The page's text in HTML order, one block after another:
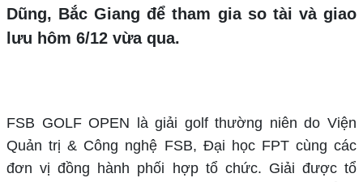
Dũng, Bắc Giang để tham gia so tài và giao
lưu hôm 6/12 vừa qua.
FSB GOLF OPEN là giải golf thường niên do Viện
Quản trị & Công nghệ FSB, Đại học FPT cùng các
đơn vị đồng hành phối hợp tổ chức. Giải được tổ